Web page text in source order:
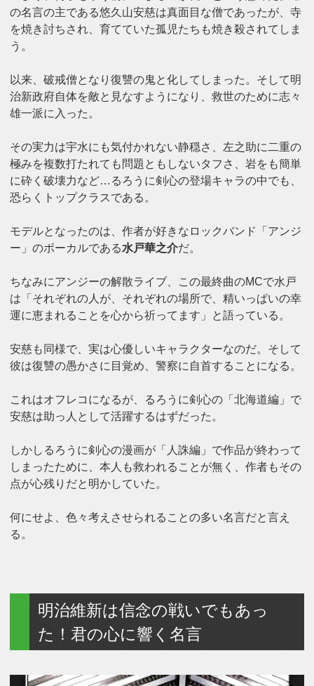
の名言の主である悠久山安慈は真面目な僧であったが、寺
を焼き討ちされ、育てていた孤児たちも焼き殺されてしま
う。
以来、破戒僧となり復讐の鬼と化してしまった。そして明
治新政府自体を敵と見なすようになり、救世のために志々
雄一派に入った。
その実力は宇水にも気付かれない静穏さ、左之助に二重の
極みを複数打たれても問題ともしないタフさ、岩をも簡単
に砕く破壊力など…るろうに剣心の登場キャラの中でも、
恐らくトップクラスである。
モデルとなったのは、作者が好きなロックバンド「アンジ
ー」のボーカルである水戸華之介だ。
ちなみにアンジーの解散ライブ、この最終曲のMCで水戸
は「それぞれの人が、それぞれの場所で、精いっぱいの幸
運に恵まれることを心から祈ってます」と語っている。
安慈も同様で、実は心優しいキャラクターなのだ。そして
彼は復讐の愚かさに目覚め、警察に自首することになる。
これはオフレコになるが、るろうに剣心の「北海道編」で
安慈は助っ人として活躍するはずだった。
しかしるろうに剣心の漫画が「人誅編」で作品が終わって
しまったために、本人も救われることが無く、作者もその
点が心残りだと明かしていた。
何にせよ、色々考えさせられることの多い名言だと言え
る。
明治維新は信念の戦いでもあっ
た！君の心に響く名言